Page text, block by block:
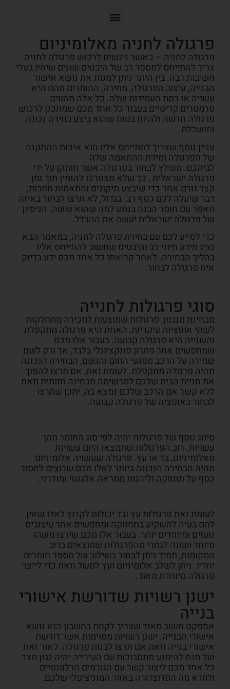
פרגולה לחניה מאלומיניום
פרגולה לחניה – כאשר ניגשים לרכוש פרגולה לחניה
צריך להתייחס למספר רב של היבטים שונים שיהיו בעלי
חשיבות רבה. בין היתר ניתן למנות את נושא אישור
הבנייה, עיצוב הפרגולה, מחירה, החומרים מהם היא
עשויה או רמת העמידות שלה. כל אלה מהווים
פרמטרים קריטיים בעבור כל אחד מכם שמתכנן לרכוש
פרגולה חדשה ולהיות בטוח שהוא ביצע בחירה נכונה
ומושכלת.
עניין נוסף שצריך להתייחס אליו הוא איכות ההתקנה
של הפרגולה ומידת ההתאמה שלה
לביתכם. מומלץ לבחור בפרגולה אשר תותקן על ידי
פרגולה ישראלית , כך שלא תצטרכו להזמין תוך זמן
קצר גורם אחר כדי שיבצע תיקונים והתאמות חוזרות,
דבר שיעלה לכם כסף רב. בגדול, לא תרצו לבחור באיזה
חאפר עם חוסר הבנה בנוגע למה שהוא עושה. הניסיון
של פרגולה ישראלית יעשה את ההבדל.
כדי לסייע לכם עם בחירת פרגולה לחניה, במאמר הבא
נציג מידע חיוני רב והיבטים שחשוב להתייחס אליו
בהליך הבחירה. לאחר קריאתו כל אחד מכם ידע בדיוק
איזו פרגולה לבחור.
סוגי פרגולות לחנייה
מבחינת מנגנון, פרגולות שמוצעות למכירה מתחלקות
לשתי אופציות עיקריות, האחת היא פרגולה מתקפלת
והשנייה היא פרגולה קבועה. בעבור אלו מכם
שמחפשים אחר פתרון פונקציונלי בלבד, אך ורק לשם
שמירה על הרכב מפגעי החום והגשם, הבחירה הנכונה
תהיה פרגולה מתקפלת. לעומת זאת, אם תרצו להפוך
את חניית הבית שלכם למרשימה מבחינה חזותית וזאת
ללא קשר אם הרכב שלכם נמצא בה, יתכן שתרצו
לבחור באופציה של פרגולה קבועה.
סיווג נוסף של פרגולות יהיה לפי סוג החומר מהן
עשויות. רוב הפרגולות שתמצאו היום עשויות
מאלומיניום, בד או עץ. פרגולה שעשויה אלומיניום
תהיה הבחירה הנכונה ביותר לאלו מכם שרוצים לחסוך
כסף על תחזוקה וליהנות ממראה אלגנטי ומודרני.
לעומת זאת פרגולות עץ ובד יכולות לקרוץ לאלו שאין
להם בעיה להשקיע בתחזוקה ומחפשים אחר עיצובים
נועזים ומיוחדים יותר. בעבור אלו מכם שירצו משהו
מיוחד ושונה לגמרי מהפרגולות שמוצאים ברוב
המקומות, תמיד ניתן לבחור בשילוב של מספר חומרים
יחדיו. ניתן לשלב אלומיניום ועץ למשל וזאת כדי לייצר
פרגולה מיוחדת מאוד.
ישנן רשויות שדורשת אישורי
בנייה
אספקט חשוב מאוד שצריך לקחת בחשבון הוא נושא
אישורי הבנייה. ישנן רשויות מסוימות אשר דורשת
אישורי בנייה וזאת אם תרצו לבנות פרגולה. לאור זאת
ועל מנת להימנע מתסבוכות עם העירייה יהיה נבון מצד
כל אחד מכם ליצור קשר עם הגורמים הרלוונטיים
ולוודא מה הפרוצדורה באזור המוניציפלי שלכם.